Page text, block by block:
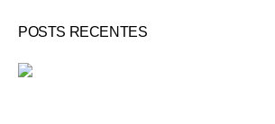
POSTS RECENTES